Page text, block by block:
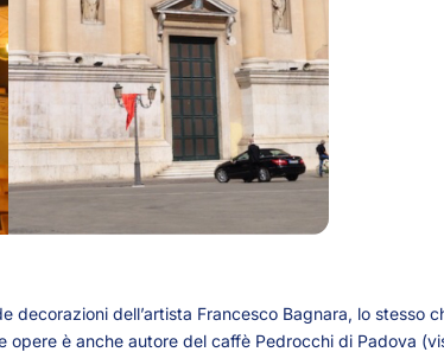
dell’artista Francesco Bagnara, lo stesso
è anche autore del caffè Pedrocchi di Padova